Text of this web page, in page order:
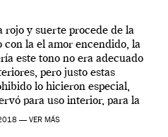
y suerte procede de la
la el amor encendido, la
este tono no era adecuado
pero justo estas
lo hicieron especial,
para uso interior, para la
[…]
— VER MÁS